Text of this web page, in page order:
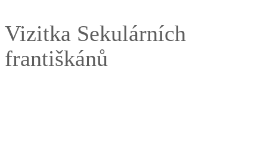
Vizitka Sekulárních
františkánů